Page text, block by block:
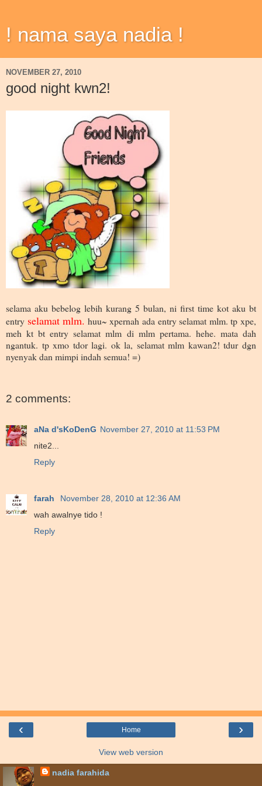
! nama saya nadia !
NOVEMBER 27, 2010
good night kwn2!
selama aku bebelog lebih kurang 5 bulan, ni first time kot aku bt
entry selamat mlm. huu~ xpernah ada entry selamat mlm. tp xpe,
meh kt bt entry selamat mlm di mlm pertama. hehe. mata dah
ngantuk. tp xmo tdor lagi. ok la, selamat mlm kawan2! tdur dgn
nyenyak dan mimpi indah semua! =)
2 comments:
aNa d'sKoDenG November 27, 2010 at 11:53 PM
nite2...
Reply
farah
November 28, 2010 at 12:36 AM
wah awalnye tido !
Reply
‹ ›
Home
View web version
nadia farahida